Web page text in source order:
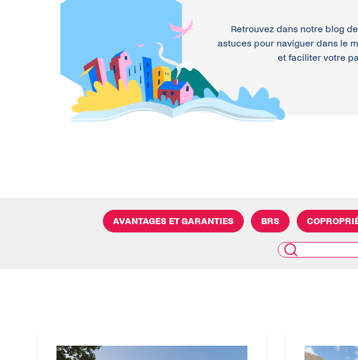
Retrouvez dans notre blog
astuces pour naviguer dans le
et faciliter votre
AVANTAGES ET GARANTIES BRS